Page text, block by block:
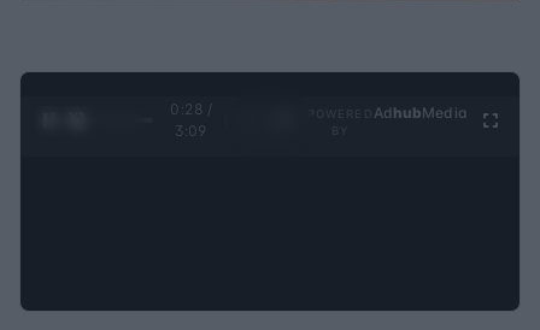
0:29 /
3:09
Ad hubMedia